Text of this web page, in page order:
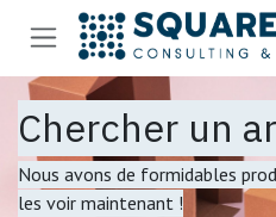
Se rendre au contenu
Chercher un
Nous avons de formidables
les voir maintenant !